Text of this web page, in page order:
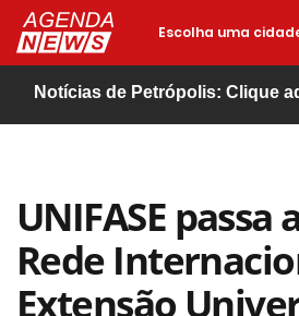
Escolha uma
Notícias de Petrópolis: Clique
UNIFASE
Rede
Extensão